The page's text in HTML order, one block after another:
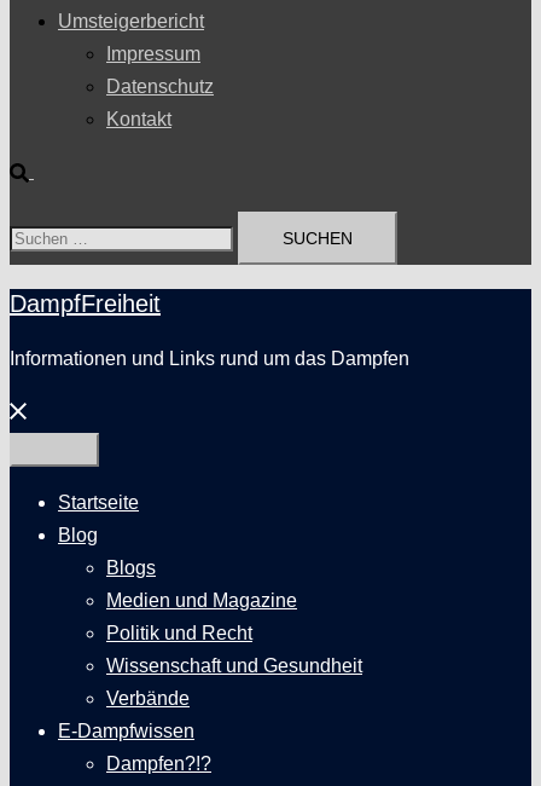
Umsteigerbericht
Impressum
Datenschutz
Kontakt
Suche
Suchen
DampfFreiheit
Informationen und Links rund um das Dampfen
Menü
schließen
Startseite
Blog
Blogs
Medien und Magazine
Politik und Recht
Wissenschaft und Gesundheit
Verbände
E-Dampfwissen
Dampfen?!?